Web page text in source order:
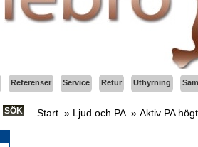
Referenser Service Retur Uthyrning
Start » Ljud och PA» Aktiv PA